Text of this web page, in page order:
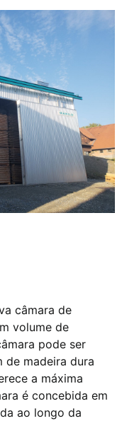
câmara de
volume de
pode ser
de madeira dura
a máxima
é concebida em
ao longo da